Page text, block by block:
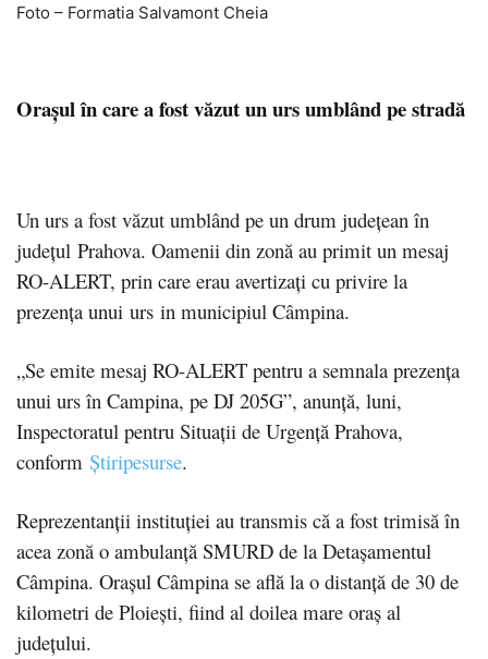
Foto – Formatia Salvamont Cheia
Orașul în care a fost văzut un urs umblând pe stradă
Un urs a fost văzut umblând pe un drum județean în
județul Prahova. Oamenii din zonă au primit un mesaj
RO-ALERT, prin care erau avertizați cu privire la
prezența unui urs in municipiul Câmpina.
„Se emite mesaj RO-ALERT pentru a semnala prezenţa
unui urs în Campina, pe DJ 205G”, anunţă, luni,
Inspectoratul pentru Situaţii de Urgenţă Prahova,
conform Știripesurse.
Reprezentanţii instituţiei au transmis că a fost trimisă în
acea zonă o ambulanţă SMURD de la Detaşamentul
Câmpina. Orașul Câmpina se află la o distanță de 30 de
kilometri de Ploieşti, fiind al doilea mare oraş al
judeţului.